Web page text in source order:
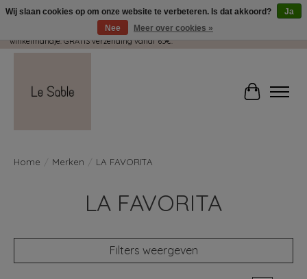
Wij pakken met plezier jouw kadootjes GRATIS in! Duid dit zeker aan in je
winkelmandje. GRATIS verzending vanaf 65€.
Home Merken LA FAVORITA
LA FAVORITA
Filters weergeven
Wij slaan cookies op om onze website te verbeteren. Is dat akkoord?
Ja
Nee
Meer over cookies »